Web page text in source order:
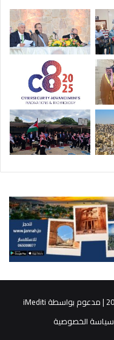
iMediti
سياسة الخصوصية